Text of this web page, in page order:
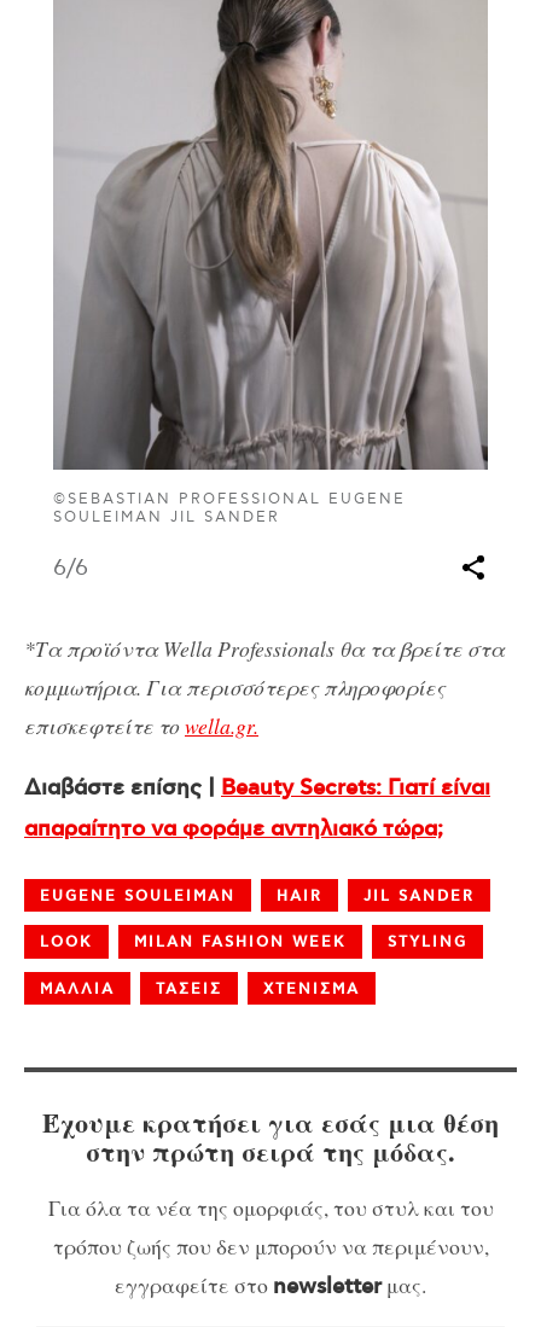
©SEBASTIAN PROFESSIONAL EUGENE
SOULEIMAN JIL SANDER
6/6
*Τα προϊόντα Wella Professionals θα τα βρείτε στα
κομμωτήρια. Για περισσότερες πληροφορίες
επισκεφτείτε τοwella.gr.
Διαβάστε επίσης | Beauty Secrets: Γιατί είναι
απαραίτητο να φοράμε αντηλιακό τώρα;
EUGENE SOULEIMAN HAIR JIL SANDER
LOOK MILAN FASHION WEEK STYLING
ΜΑΛΛΙΑ ΤΑΣΕΙΣ ΧΤΕΝΙΣΜΑ
Έχουμε κρατήσει για εσάς μια θέση
στην πρώτη σειρά της μόδας.
Για όλα τα νέα της ομορφιάς, του στυλ και του
τρόπου ζωής που δεν μπορούν να περιμένουν,
εγγραφείτε στο newsletterμας.